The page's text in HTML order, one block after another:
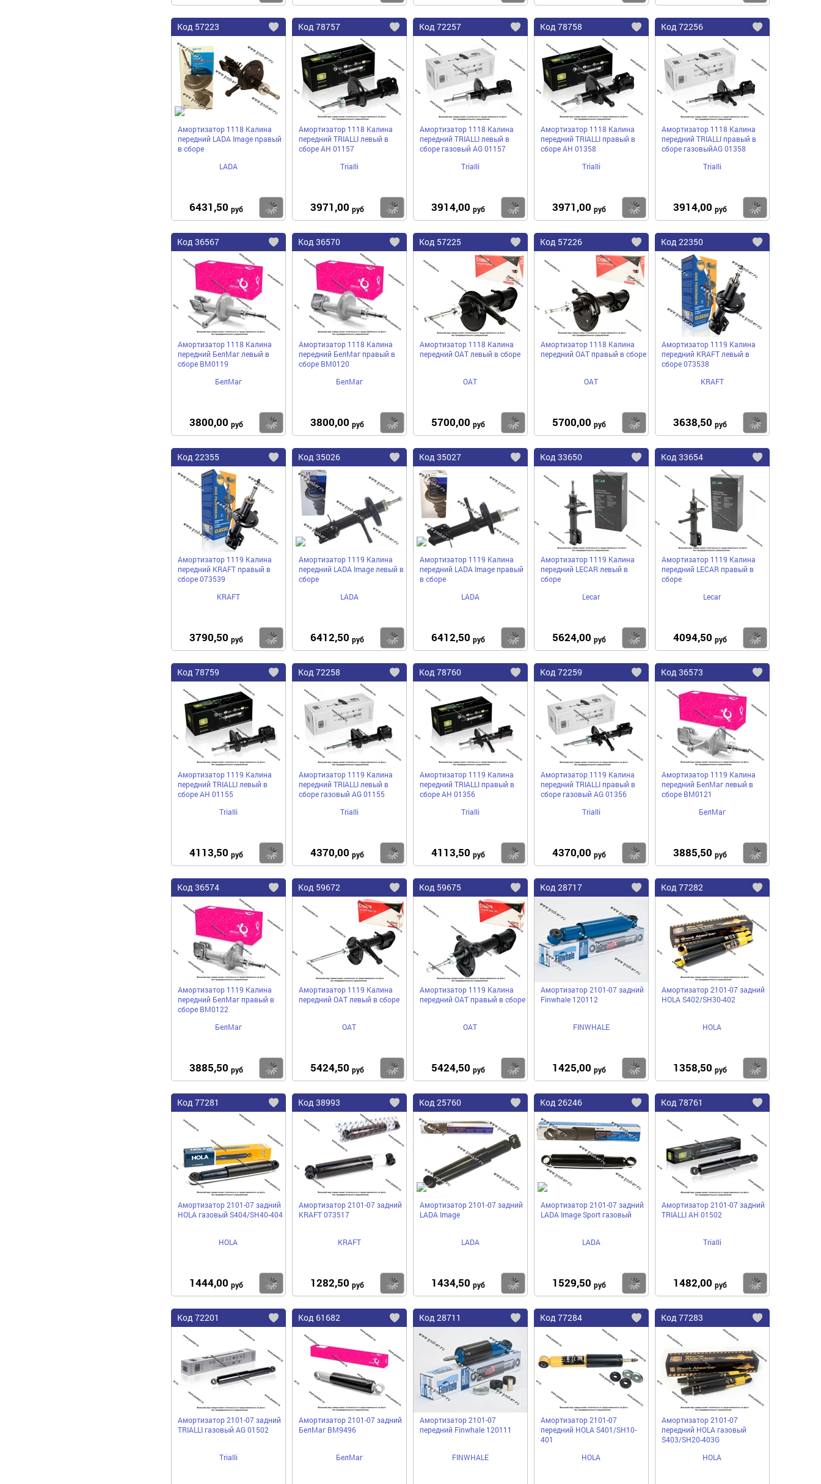
Код 57223
Добавить
избранное
Амортизатор 1118 Калина
передний LADA Image правый
в сборе
LADA
6431,50 руб Купить
Код 78757
Добавить
избранное
Амортизатор 1118 Калина
передний TRIALLI левый в
сборе AH 01157
Trialli
3971,00 руб Купить
Код 72257
Добавить
избранное
Амортизатор 1118 Калина
передний TRIALLI левый в
сборе газовый AG 01157
Trialli
3914,00 руб Купить
Код 78758
Добавить
избранное
Амортизатор 1118 Калина
передний TRIALLI правый в
сборе AH 01358
Trialli
3971,00 руб Купить
Код 72256
Амортизатор 1118 Калина
передний TRIALLI правый в
сборе газовыйAG 01358
Trialli
3914,00 руб
Код 36567
Добавить
избранное
Амортизатор 1118 Калина
передний БелМаг левый в
сборе BM0119
БелМаг
3800,00 руб Купить
Код 36570
Добавить
избранное
Амортизатор 1118 Калина
передний БелМаг правый в
сборе BM0120
БелМаг
3800,00 руб Купить
Код 57225
Добавить
в
избранное
Амортизатор 1118 Калина
передний ОАТ левый в сборе
ОАТ
5700,00 руб Купить
Код 57226
Добавить
в
избранное
Амортизатор 1118 Калина
передний ОАТ правый в сборе
ОАТ
5700,00 руб Купить
Код 22350
Амортизатор 1119 Калина
передний KRAFT левый в
сборе 073538
KRAFT
3638,50 руб
Код 22355
Добавить
избранное
Амортизатор 1119 Калина
передний KRAFT правый в
сборе 073539
KRAFT
3790,50 руб Купить
Код 35026
Добавить
избранное
Амортизатор 1119 Калина
передний LADA Image левый в
сборе
LADA
6412,50 руб Купить
Код 35027
Добавить
избранное
Амортизатор 1119 Калина
передний LADA Image правый
в сборе
LADA
6412,50 руб Купить
Код 33650
Добавить
избранное
Амортизатор 1119 Калина
передний LECAR левый в
сборе
Lecar
5624,00 руб Купить
Код 33654
Амортизатор 1119 Калина
передний LECAR правый в
сборе
Lecar
4094,50 руб
Код 78759
Добавить
избранное
Амортизатор 1119 Калина
передний TRIALLI левый в
сборе AH 01155
Trialli
4113,50 руб Купить
Код 72258
Добавить
избранное
Амортизатор 1119 Калина
передний TRIALLI левый в
сборе газовый AG 01155
Trialli
4370,00 руб Купить
Код 78760
Добавить
избранное
Амортизатор 1119 Калина
передний TRIALLI правый в
сборе AH 01356
Trialli
4113,50 руб Купить
Код 72259
Добавить
избранное
Амортизатор 1119 Калина
передний TRIALLI правый в
сборе газовый AG 01356
Trialli
4370,00 руб Купить
Код 36573
Амортизатор 1119 Калина
передний БелМаг левый в
сборе BM0121
БелМаг
3885,50 руб
Код 36574
Добавить
избранное
Амортизатор 1119 Калина
передний БелМаг правый в
сборе BM0122
БелМаг
3885,50 руб Купить
Код 59672
Добавить
в
избранное
Амортизатор 1119 Калина
передний ОАТ левый в сборе
ОАТ
5424,50 руб Купить
Код 59675
Добавить
в
избранное
Амортизатор 1119 Калина
передний ОАТ правый в сборе
ОАТ
5424,50 руб Купить
Код 28717
Добавить
избранное
Амортизатор 2101-07 задний
Finwhale 120112
FINWHALE
1425,00 руб Купить
Код 77282
Амортизатор 2101-07 задний
HOLA S402/SH30-402
HOLA
1358,50 руб
Код 77281
Добавить
Амортизатор 2101-07 задний
HOLA газовый S404/SH40-404
HOLA
1444,00 руб Купить
Код 38993
Добавить
в
избранное
Амортизатор 2101-07 задний
KRAFT 073517
KRAFT
1282,50 руб Купить
Код 25760
Добавить
избранное
Амортизатор 2101-07 задний
LADA Image
LADA
1434,50 руб Купить
Код 26246
Добавить
Амортизатор 2101-07 задний
LADA Image Sport газовый
LADA
1529,50 руб Купить
Код 78761
Амортизатор 2101-07 задний
TRIALLI AH 01502
Trialli
1482,00 руб
Код 72201
Добавить
избранное
Амортизатор 2101-07 задний
TRIALLI газовый AG 01502
Trialli
Код 61682
Добавить
избранное
Амортизатор 2101-07 задний
БелМаг BM9496
БелМаг
Код 28711
Добавить
избранное
Амортизатор 2101-07
передний Finwhale 120111
FINWHALE
Код 77284
Добавить
избранное
Амортизатор 2101-07
передний HOLA S401/SH10-
401
HOLA
Код 77283
Амортизатор 2101-07
передний HOLA газовый
S403/SH20-403G
HOLA